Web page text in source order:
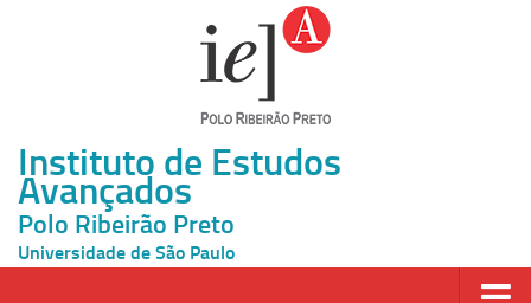
Instituto de Estudos
Avançados
Polo Ribeirão Preto
Universidade de São Paulo